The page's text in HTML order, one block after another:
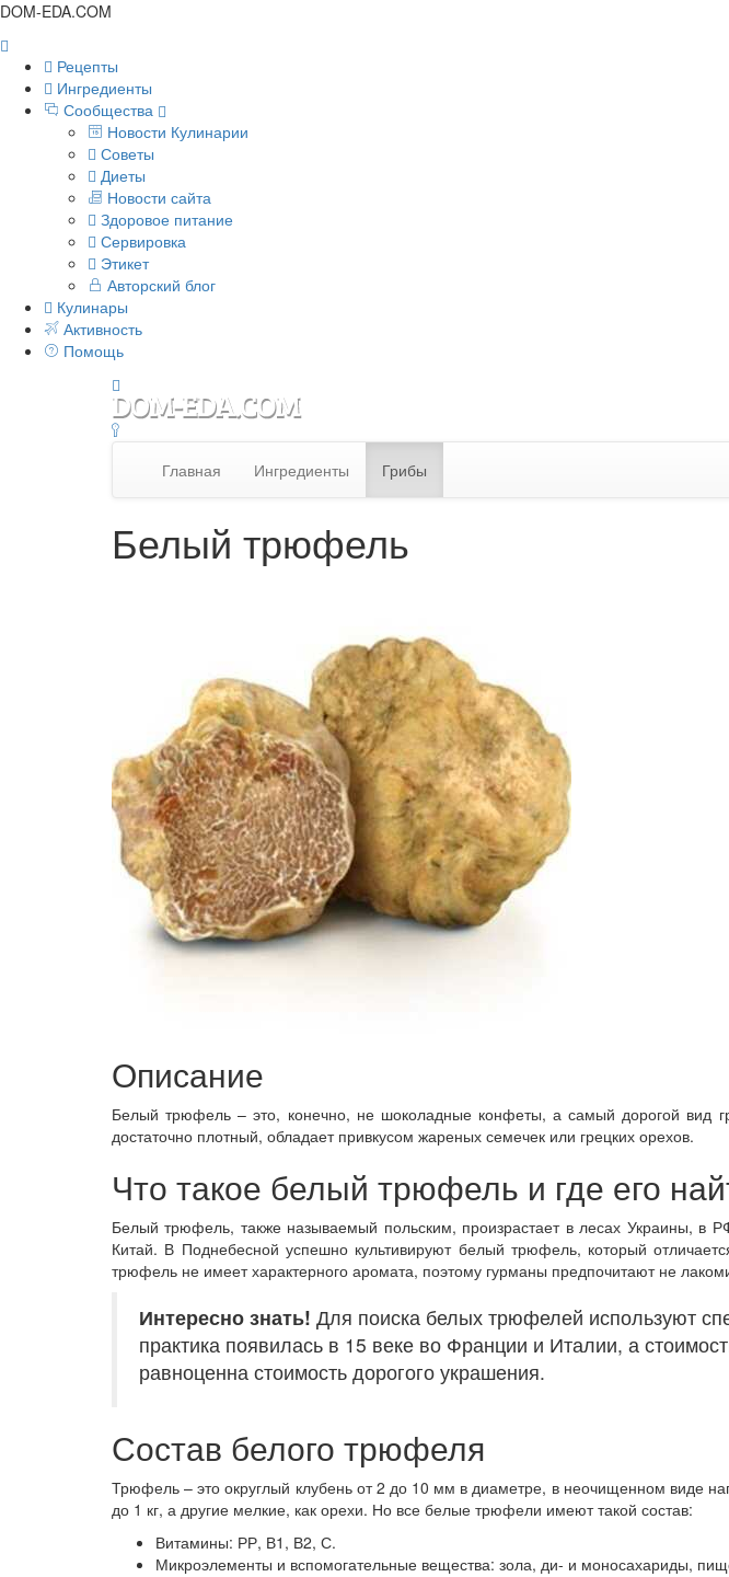
DOM-EDA.COM
Рецепты
Ингредиенты
Сообщества
Новости Кулинарии
Советы
Диеты
Новости сайта
Здоровое питание
Сервировка
Этикет
Авторский блог
Кулинары
Активность
Помощь
Главная Ингредиенты Грибы
Белый трюфель
Описание
Белый трюфель – это, конечно, не шоколадные конфеты, а самый дорогой вид
достаточно плотный, обладает привкусом жареных семечек или грецких орехов.
Что такое белый трюфель и где его
Белый трюфель, также называемый польским, произрастает в лесах Украины,
Китай. В Поднебесной успешно культивируют белый трюфель, который
трюфель не имеет характерного аромата, поэтому гурманы предпочитают не
Интересно знать! Для поиска белых трюфелей используют
практика появилась в 15 веке во Франции и Италии, а
равноценна стоимость дорогого украшения.
Состав белого трюфеля
Трюфель – это округлый клубень от 2 до 10 мм в диаметре, в неочищенном виде
до 1 кг, а другие мелкие, как орехи. Но все белые трюфели имеют такой состав:
Витамины: РР, В1, В2, С.
Микроэлементы и вспомогательные вещества: зола, ди- и моносахариды,